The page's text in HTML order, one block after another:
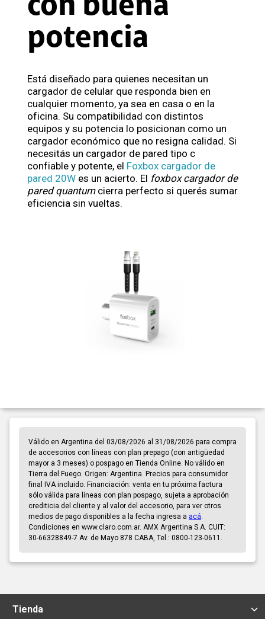
con buena
potencia
Está diseñado para quienes necesitan un
cargador de celular que responda bien en
cualquier momento, ya sea en casa o en la
oficina. Su compatibilidad con distintos
equipos y su potencia lo posicionan como un
cargador económico que no resigna calidad. Si
necesitás un cargador de pared tipo c
confiable y potente, el Foxbox cargador de
pared 20W es un acierto. El foxbox cargador de
pared quantumcierra perfecto si querés sumar
eficiencia sin vueltas.
Válido en Argentina del 03/08/2026 al 31/08/2026 para compra
de accesorios con líneas con plan prepago (con antigüedad
mayor a 3 meses) o pospago en Tienda Online. No válido en
Tierra del Fuego. Origen: Argentina. Precios para consumidor
final IVA incluido. Financiación: venta en tu próxima factura
sólo válida para líneas con plan pospago, sujeta a aprobación
crediticia del cliente y al valor del accesorio, para ver otros
medios de pago disponibles a la fecha ingresa a acá
Condiciones en www.claro.com.ar. AMX Argentina S.A. CUIT:
30-66328849-7 Av. de Mayo 878 CABA, Tel.: 0800-123-0611.
Tienda